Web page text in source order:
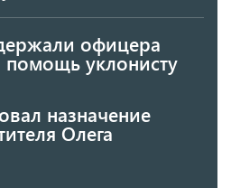
офицера
помощь уклонисту
назначение
Олега